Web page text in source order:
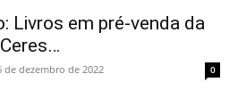
Livros em pré-venda da
de dezembro de 2022 0